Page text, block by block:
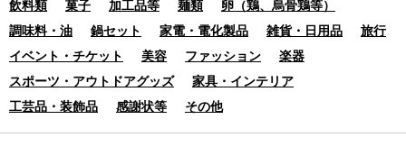
飲料類
菓子 加工品等 麺類
卵（鶏、烏骨鶏等）
調味料・油
鍋セット 家電・電化製品 雑貨・日用品
旅行
イベント・チケット
美容 ファッション
楽器
スポーツ・アウトドアグッズ
家具・インテリア
工芸品・装飾品
感謝状等 その他